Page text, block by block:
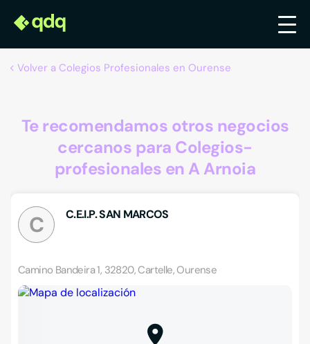
Volver a Colegios Profesionales en Ourense
Te recomendamos otros negocios
cercanos para Colegios-
profesionales en A Arnoia
C C.E.I.P. SAN MARCOS
Camino Bandeira 1, 32820, Cartelle, Ourense